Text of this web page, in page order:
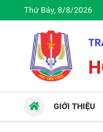
Thứ Bảy, 8/8/2026
GIỚI THIỆU